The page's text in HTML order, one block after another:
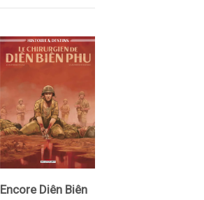
Encore Diên Biên